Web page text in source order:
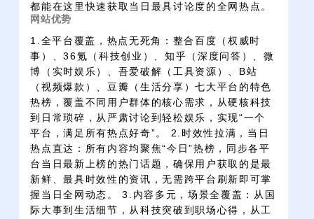
都能在这里快速获取当日最具讨论度的全网热点。
网站优势
1.全平台覆盖，热点无死角：整合百度（权威时
事）、36氪（科技创业）、知乎（深度问答）、微
博（实时娱乐）、吾爱破解（工具资源）、B站
（视频爆款）、豆瓣（生活分享）七大平台的特色
热榜，覆盖不同用户群体的核心需求，从硬核科技
到日常琐碎，从严肃讨论到轻松娱乐，实现“一个
平台，满足所有热点好奇”。 2.时效性拉满，当日
热点直达：所有内容均聚焦“今日”热榜，同步各平
台当日最新上榜的热门话题，确保用户获取的是最
新鲜、最具时效性的资讯，无需跨平台刷新即可掌
握当日全网动态。 3.内容多元，场景全覆盖：从国
际大事到生活细节，从科技突破到职场心得，从工